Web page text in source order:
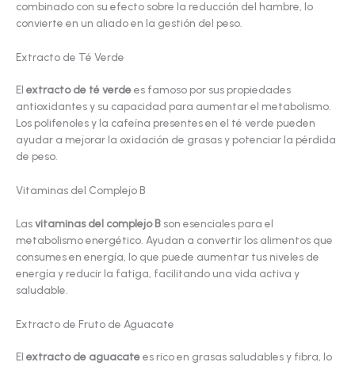
combinado con su efecto sobre la reducción del hambre, lo
convierte en un aliado en la gestión del peso.
Extracto de Té Verde
El extracto de té verdees famoso por sus propiedades
antioxidantes y su capacidad para aumentar el metabolismo.
Los polifenoles y la cafeína presentes en el té verde pueden
ayudar a mejorar la oxidación de grasas y potenciar la pérdida
de peso.
Vitaminas del Complejo B
Lasvitaminas del complejo B son esenciales para el
metabolismo energético. Ayudan a convertir los alimentos que
consumes en energía, lo que puede aumentar tus niveles de
energía y reducir la fatiga, facilitando una vida activa y
saludable.
Extracto de Fruto de Aguacate
El extracto de aguacatees rico en grasas saludables y fibra, lo